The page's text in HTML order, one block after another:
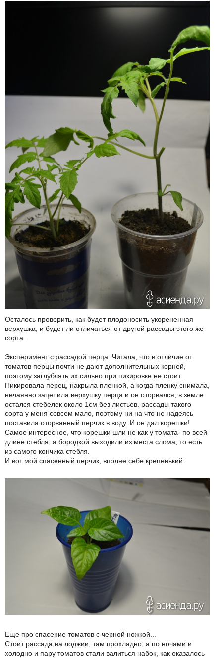
Осталось проверить, как будет плодоносить укорененная
верхушка, и будет ли отличаться от другой рассады этого же
сорта.
Эксперимент с рассадой перца. Читала, что в отличие от
томатов перцы почти не дают дополнительных корней,
поэтому заглублять их сильно при пикировке не стоит...
Пикировала перец, накрыла пленкой, а когда пленку снимала,
нечаянно зацепила верхушку перца и он оторвался, в земле
остался стебелек около 1см без листьев. рассады такого
сорта у меня совсем мало, поэтому ни на что не надеясь
поставила оторванный перчик в воду. И он дал корешки!
Самое интересное, что корешки шли не как у томата- по всей
длине стебля, а бородкой выходили из места слома, то есть
из самого кончика стебля.
И вот мой спасенный перчик, вполне себе крепенький:
Еще про спасение томатов с черной ножкой...
Стоит рассада на лоджии, там прохладно, а по ночами и
холодно и пару томатов стали валиться набок, как оказалось